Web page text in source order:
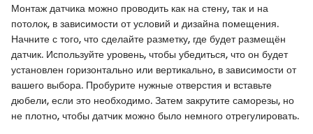
Монтаж датчика можно проводить как на стену, так и на
потолок, в зависимости от условий и дизайна помещения.
Начните с того, что сделайте разметку, где будет размещён
датчик. Используйте уровень, чтобы убедиться, что он будет
установлен горизонтально или вертикально, в зависимости от
вашего выбора. Пробурите нужные отверстия и вставьте
дюбели, если это необходимо. Затем закрутите саморезы, но
не плотно, чтобы датчик можно было немного отрегулировать.